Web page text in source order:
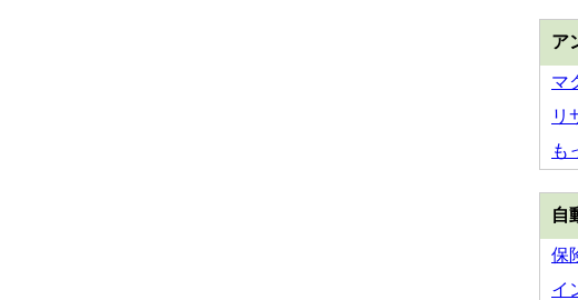
ア
マ
リ
も
自
保
イ